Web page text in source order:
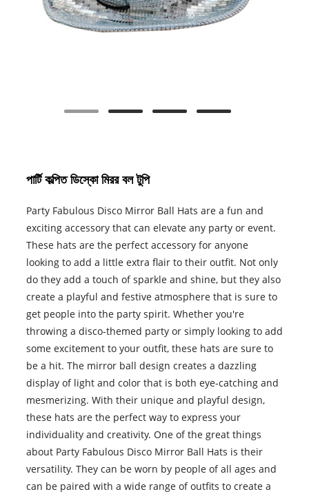
পার্টি কল্পিত ডিস্কো মিরর বল টুপি
Party Fabulous Disco Mirror Ball Hats are a fun and
exciting accessory that can elevate any party or event.
These hats are the perfect accessory for anyone
looking to add a little extra flair to their outfit. Not only
do they add a touch of sparkle and shine, but they also
create a playful and festive atmosphere that is sure to
get people into the party spirit. Whether you're
throwing a disco-themed party or simply looking to add
some excitement to your outfit, these hats are sure to
be a hit. The mirror ball design creates a dazzling
display of light and color that is both eye-catching and
mesmerizing. With their unique and playful design,
these hats are the perfect way to express your
individuality and creativity. One of the great things
about Party Fabulous Disco Mirror Ball Hats is their
versatility. They can be worn by people of all ages and
can be paired with a wide range of outfits to create a